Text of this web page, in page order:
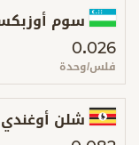
سوم
0.026
فلس/وحدة
شلن أوغندي